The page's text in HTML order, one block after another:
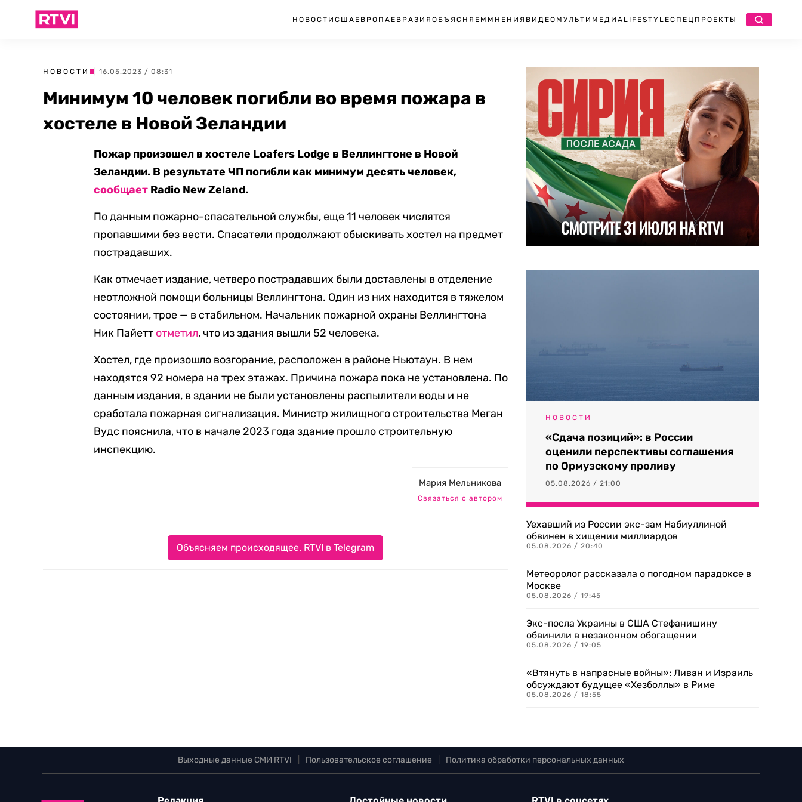
НОВОСТИ США ЕВРОПА ЕВРАЗИЯ ОБЪЯСНЯЕМ МНЕНИЯ ВИДЕО МУЛЬТИМЕДИА LIFESTYLEСПЕЦПРОЕКТЫ
НОВОСТИ | 16.05.2023 / 08:31
Минимум 10 человек погибли во время пожара в
хостеле в Новой Зеландии
Пожар произошел в хостеле Loafers Lodge в Веллингтоне в Новой
Зеландии. В результате ЧП погибли как минимум десять человек,
сообщает Radio New Zeland.
По данным пожарно-спасательной службы, еще 11 человек числятся
пропавшими без вести. Спасатели продолжают обыскивать хостел на предмет
пострадавших.
Как отмечает издание, четверо пострадавших были доставлены в отделение
неотложной помощи больницы Веллингтона. Один из них находится в тяжелом
состоянии, трое — в стабильном. Начальник пожарной охраны Веллингтона
Ник Пайетт отметил, что из здания вышли 52 человека.
Хостел, где произошло возгорание, расположен в районе Ньютаун. В нем
находятся 92 номера на трех этажах. Причина пожара пока не установлена. По
данным издания, в здании не были установлены распылители воды и не
сработала пожарная сигнализация. Министр жилищного строительства Меган
Вудс пояснила, что в начале 2023 года здание прошло строительную
инспекцию.
Мария Мельникова
Связаться с автором
Объясняем происходящее. RTVI в Telegram
НОВОСТИ
«Сдача позиций»: в России
оценили перспективы соглашения
по Ормузскому проливу
05.08.2026 / 21:00
Уехавший из России экс-зам Набиуллиной
обвинен в хищении миллиардов
05.08.2026 / 20:40
Метеоролог рассказала о погодном парадоксе в
Москве
05.08.2026 / 19:45
Экс-посла Украины в США Стефанишину
обвинили в незаконном обогащении
05.08.2026 / 19:05
«Втянуть в напрасные войны»: Ливан и Израиль
обсуждают будущее «Хезболлы» в Риме
05.08.2026 / 18:55
Выходные данные СМИ RTVI Пользовательское соглашение Политика обработки персональных данных